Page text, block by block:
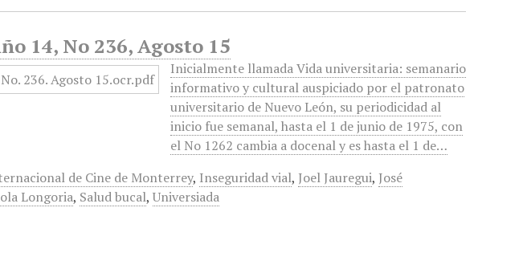
14, No 236, Agosto 15
Inicialmente llamada Vida universitaria: semanario
informativo y cultural auspiciado por el patronato
universitario de Nuevo León, su periodicidad al
inicio fue semanal, hasta el 1 de junio de 1975, con
el No 1262 cambia a docenal y es hasta el 1 de…
de Cine de Monterrey, Inseguridad vial, Joel Jauregui, José
Longoria, Salud bucal,Universiada